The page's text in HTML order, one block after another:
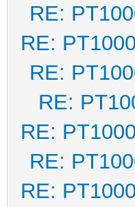
RE:
RE:
RE:
RE:
RE:
RE:
RE: